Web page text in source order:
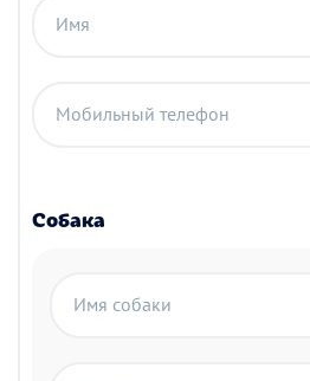
Имя
Мобильный телефон
Собака
Имя собаки